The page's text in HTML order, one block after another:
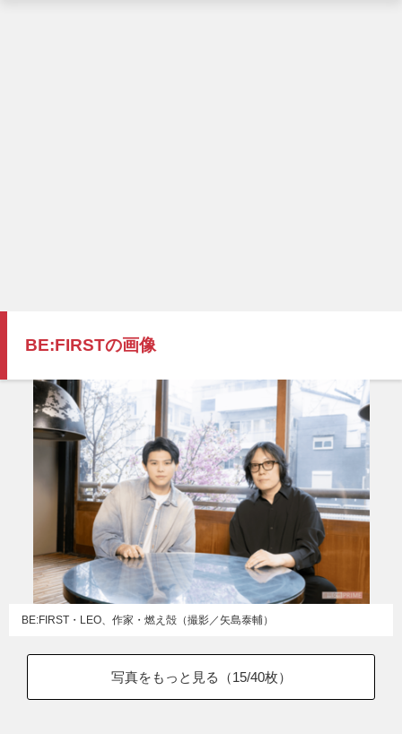
BE:FIRSTの画像
BE:FIRST・LEO、作家・燃え殻（撮影／矢島泰輔）
写真をもっと見る（15/40枚）